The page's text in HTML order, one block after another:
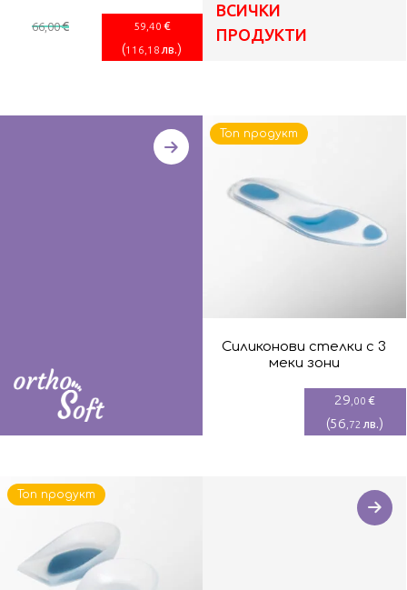
66,00€ 59 ,40 €
(116 ,18 лв.)
ВСИЧКИ
ПРОДУКТИ
Силиконови стелки с 3
меки зони
29 ,00 €
(56 ,72 лв.)
Топ продукт
Топ продукт